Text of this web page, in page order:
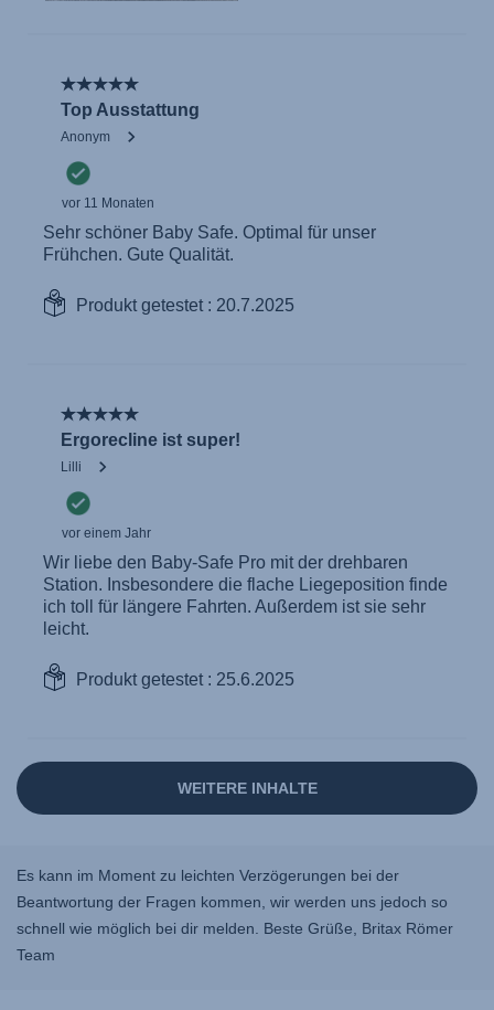
Es kann im Moment zu leichten Verzögerungen bei der
Beantwortung der Fragen kommen, wir werden uns jedoch so
schnell wie möglich bei dir melden. Beste Grüße, Britax Römer
Team